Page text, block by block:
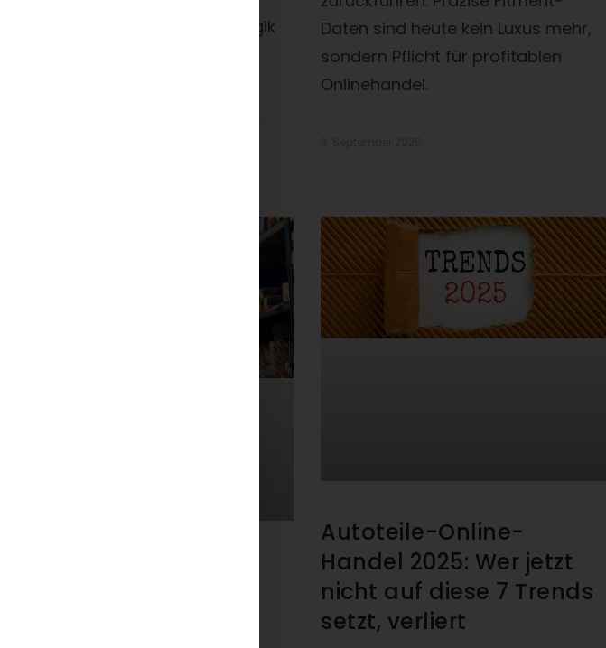
aktuell? Funktioniert die Filterlogik
Daten sind heute kein Luxus mehr,
sondern Pflicht für profitablen
Onlinehandel.
Autoteile-Online-
Handel 2025: Wer jetzt
nicht auf diese 7 Trends
setzt, verliert